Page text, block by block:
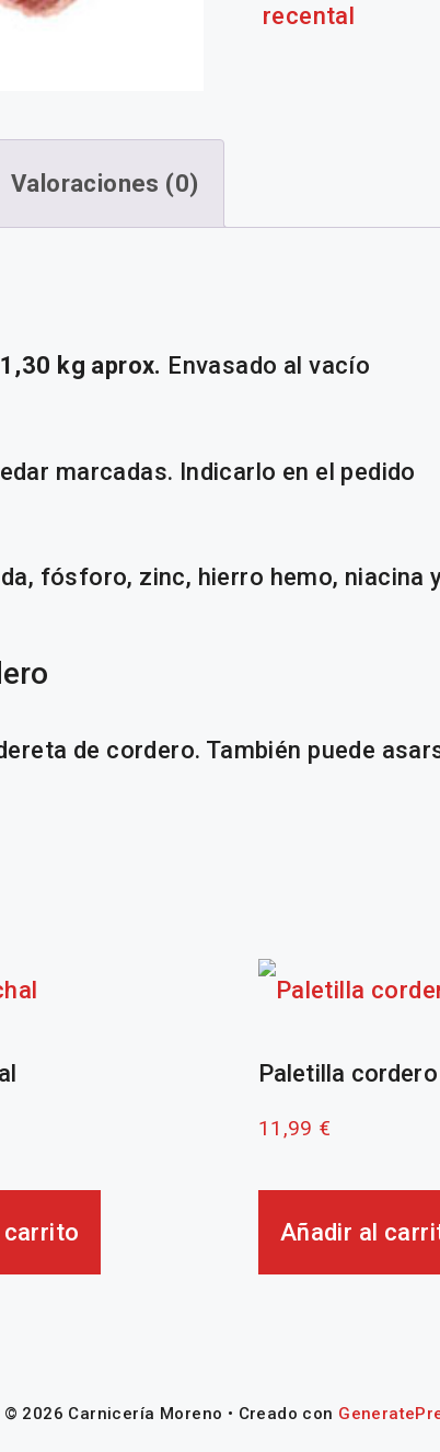
recental
Valoraciones (0)
kg aprox. Envasado al vacío
marcadas. Indicarlo en el pedido
fósforo, zinc, hierro hemo, niacina
de cordero. También puede
carrito
Paletilla cordero
11,99 €
Añadir al
© 2026 Carnicería Moreno • Creado con